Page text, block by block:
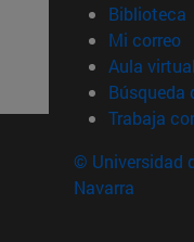
Biblioteca
Mi correo
Aula
Búsqueda
Trabaja
© Universidad
Navarra